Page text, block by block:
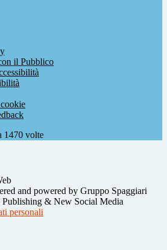
il Pubblico
1470 volte
and powered by Gruppo Spaggiari
& New Social Media
personali